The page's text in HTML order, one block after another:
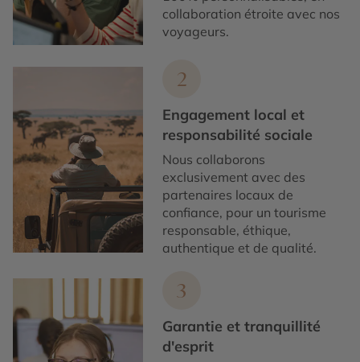
collaboration étroite avec nos
voyageurs.
2
Engagement local et
responsabilité sociale
Nous collaborons
exclusivement avec des
partenaires locaux de
confiance, pour un tourisme
responsable, éthique,
authentique et de qualité.
3
Garantie et tranquillité
d'esprit